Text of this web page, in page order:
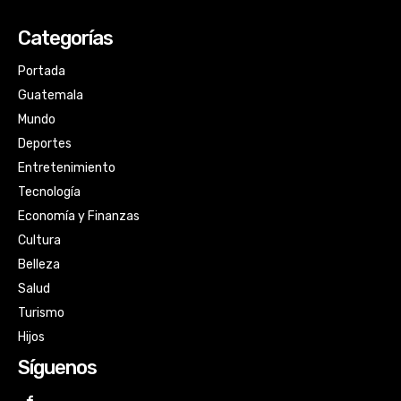
Categorías
Portada
Guatemala
Mundo
Deportes
Entretenimiento
Tecnología
Economía y Finanzas
Cultura
Belleza
Salud
Turismo
Hijos
Síguenos